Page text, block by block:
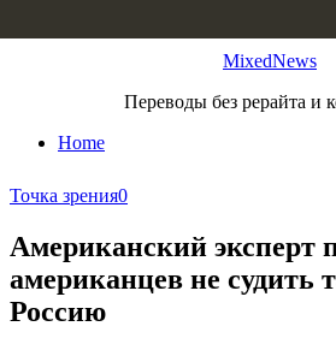
MixedNews
Переводы без рерайта и
Home
Точка зрения0
Американский эксперт
американцев не судить
Россию